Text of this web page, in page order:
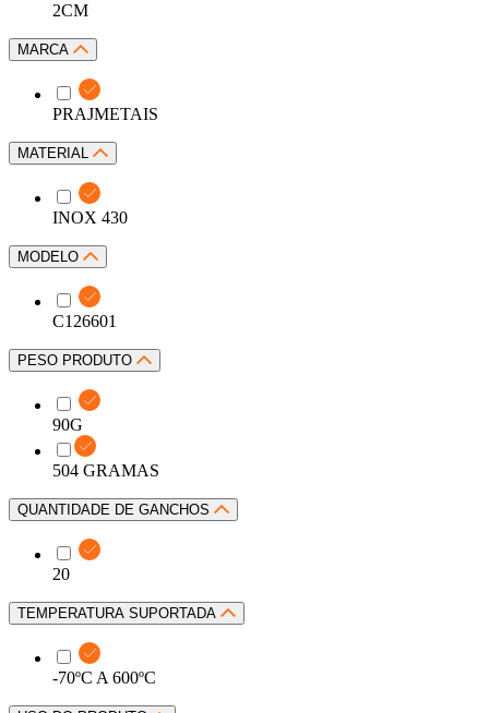
2CM
MARCA
PRAJMETAIS
MATERIAL
INOX 430
MODELO
C126601
PESO PRODUTO
90G
504 GRAMAS
QUANTIDADE DE GANCHOS
20
TEMPERATURA SUPORTADA
-70ºC A 600ºC